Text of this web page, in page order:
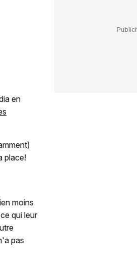
en
place!
moins
qui leur
pas